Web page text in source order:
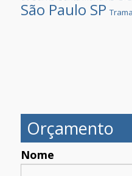
São Paulo SP
Orçamento
Nome